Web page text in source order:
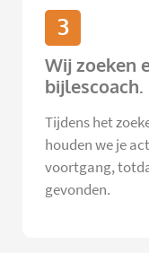
3
Wij zoeken
bijlescoach.
Tijdens het
houden we je
voortgang,
gevonden.